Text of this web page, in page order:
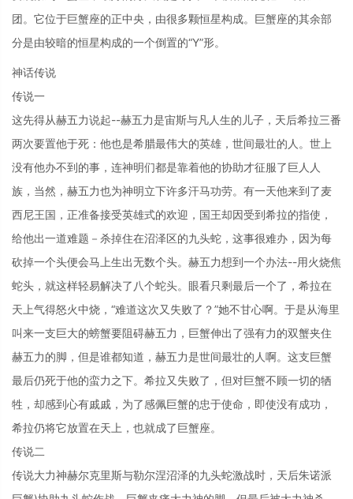
团。它位于巨蟹座的正中央，由很多颗恒星构成。巨蟹座的其余部
分是由较暗的恒星构成的一个倒置的“Y”形。
神话传说
传说一
这先得从赫五力说起--赫五力是宙斯与凡人生的儿子，天后希拉三番
两次要置他于死：他也是希腊最伟大的英雄，世间最壮的人。世上
没有他办不到的事，连神明们都是靠着他的协助才征服了巨人人
族，当然，赫五力也为神明立下许多汗马功劳。有一天他来到了麦
西尼王国，正准备接受英雄式的欢迎，国王却因受到希拉的指使，
给他出一道难题－杀掉住在沼泽区的九头蛇，这事很难办，因为每
砍掉一个头便会马上生出无数个头。赫五力想到一个办法--用火烧焦
蛇头，就这样轻易解决了八个蛇头。眼看只剩最后一个了，希拉在
天上气得怒火中烧，“难道这次又失败了？”她不甘心啊。于是从海里
叫来一支巨大的螃蟹要阻碍赫五力，巨蟹伸出了强有力的双蟹夹住
赫五力的脚，但是谁都知道，赫五力是世间最壮的人啊。这支巨蟹
最后仍死于他的蛮力之下。希拉又失败了，但对巨蟹不顾一切的牺
牲，却感到心有戚戚，为了感佩巨蟹的忠于使命，即使没有成功，
希拉仍将它放置在天上，也就成了巨蟹座。
传说二
传说大力神赫尔克里斯与勒尔涅沼泽的九头蛇激战时，天后朱诺派